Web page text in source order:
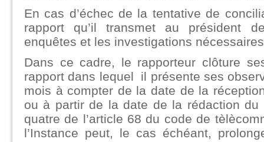
En cas d’échec de la tentative de
rapport qu’il transmet au président
enquêtes et les investigations
Dans ce cadre, le rapporteur clôture
rapport dans lequel il présente ses
mois à compter de la date de la
ou à partir de la date de la rédaction du
quatre de l’article 68 du code de
l’Instance peut, le cas échéant,